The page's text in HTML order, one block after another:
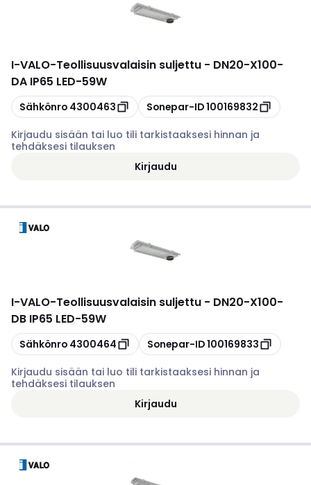
I-VALO-Teollisuusvalaisin suljettu - DN20-X100-
DA IP65 LED-59W
Kopioi
Sähkönro 4300463 Kopioi
Sonepar-ID100169832
Kirjaudu sisään tai luo tili tarkistaaksesi hinnan ja
tehdäksesi tilauksen
Kirjaudu
I-VALO-Teollisuusvalaisin suljettu - DN20-X100-
DB IP65 LED-59W
Kopioi
Sähkönro 4300464 Kopioi
Sonepar-ID100169833
Kirjaudu sisään tai luo tili tarkistaaksesi hinnan ja
tehdäksesi tilauksen
Kirjaudu